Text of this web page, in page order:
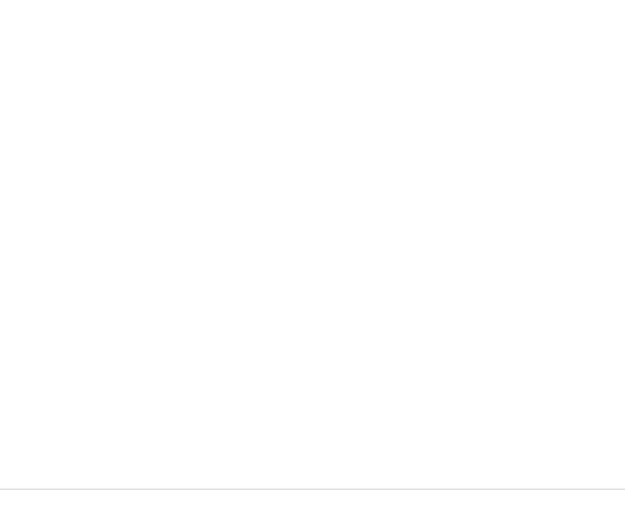
« The Darkwave Disco »
Black Underground avec les MVs de « Big Buzz » et de l’EP «